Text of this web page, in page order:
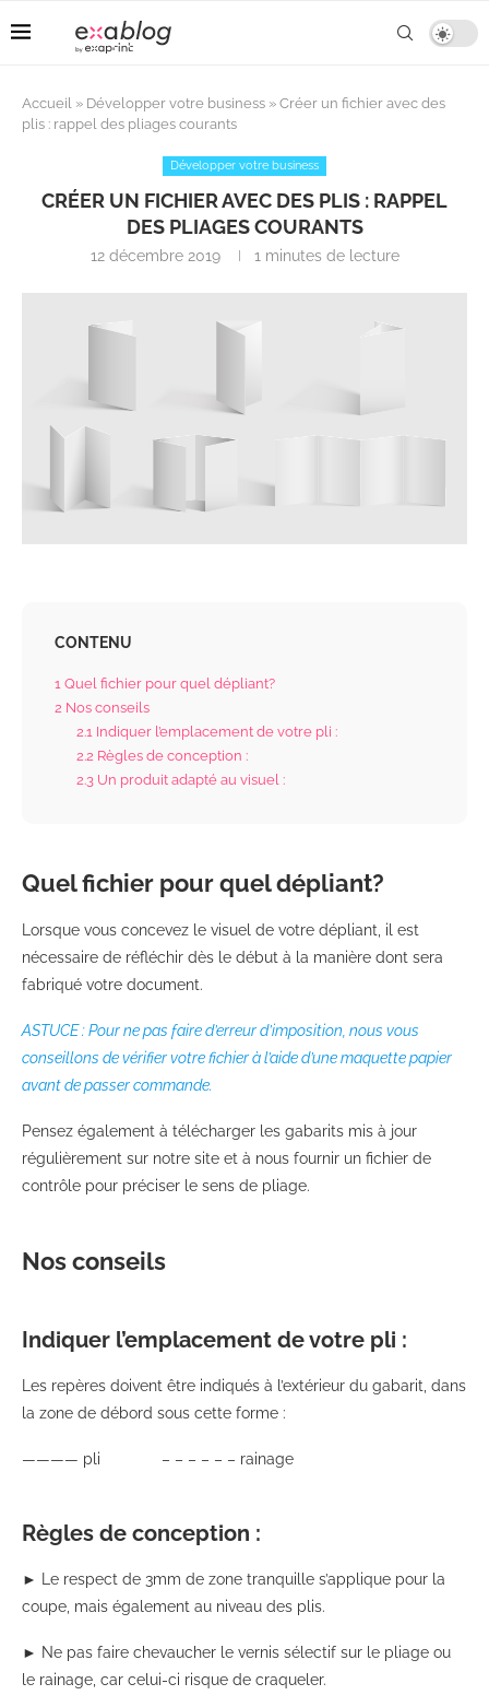
Accueil » Développer votre business » Créer un fichier avec des
plis : rappel des pliages courants
Développer votre business
CRÉER UN FICHIER AVEC DES PLIS : RAPPEL
DES PLIAGES COURANTS
12 décembre 2019 1 minutes de lecture
CONTENU
1 Quel fichier pour quel dépliant?
2 Nos conseils
2.1 Indiquer l’emplacement de votre pli :
2.2 Règles de conception :
2.3 Un produit adapté au visuel :
Quel fichier pour quel dépliant?
Lorsque vous concevez le visuel de votre dépliant, il est
nécessaire de réfléchir dès le début à la manière dont sera
fabriqué votre document.
ASTUCE : Pour ne pas faire d’erreur d’imposition, nous vous
conseillons de vérifier votre fichier à l’aide d’une maquette papier
avant de passer commande.
Pensez également à télécharger les gabarits mis à jour
régulièrement sur notre site et à nous fournir un fichier de
contrôle pour préciser le sens de pliage.
Nos conseils
Indiquer l’emplacement de votre pli :
Les repères doivent être indiqués à l’extérieur du gabarit, dans
la zone de débord sous cette forme :
———— pli – – – – – – rainage
Règles de conception :
► Le respect de 3mm de zone tranquille s’applique pour la
coupe, mais également au niveau des plis.
► Ne pas faire chevaucher le vernis sélectif sur le pliage ou
le rainage, car celui-ci risque de craqueler.